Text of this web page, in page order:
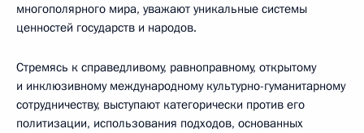
многополярного мира, уважают уникальные системы
ценностей государств и народов.
Стремясь к справедливому, равноправному, открытому
и инклюзивному международному культурно-гуманитарному
сотрудничеству, выступают категорически против его
политизации, использования подходов, основанных